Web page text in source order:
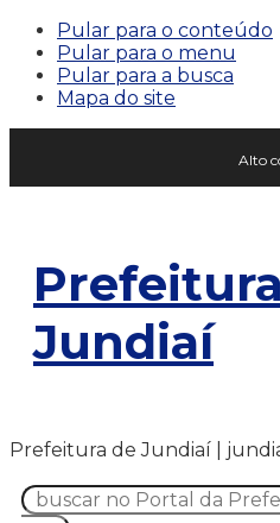
Pular para o conteúdo
Pular para o menu
Pular para a busca
Mapa do site
Alto
Jundiaí
Prefeitura de Jundiaí |